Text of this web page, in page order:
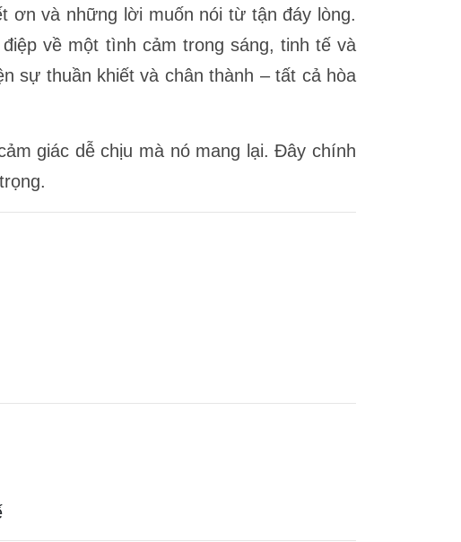
ơn và những lời muốn nói từ tận đáy lòng.
về một tình cảm trong sáng, tinh tế và
sự thuần khiết và chân thành – tất cả hòa
giác dễ chịu mà nó mang lại. Đây chính